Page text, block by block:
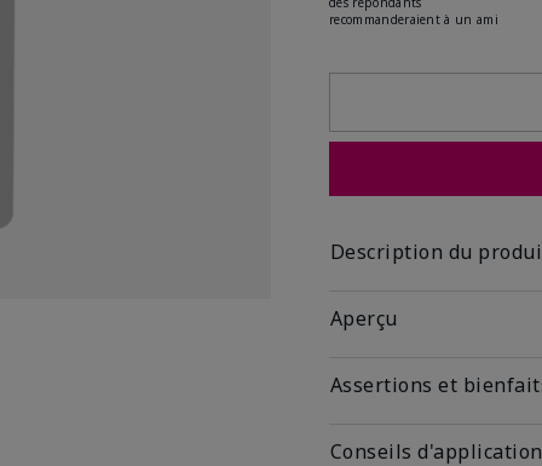
recommanderaient à un ami
Description du
Aperçu
Assertions et
Conseils d'application